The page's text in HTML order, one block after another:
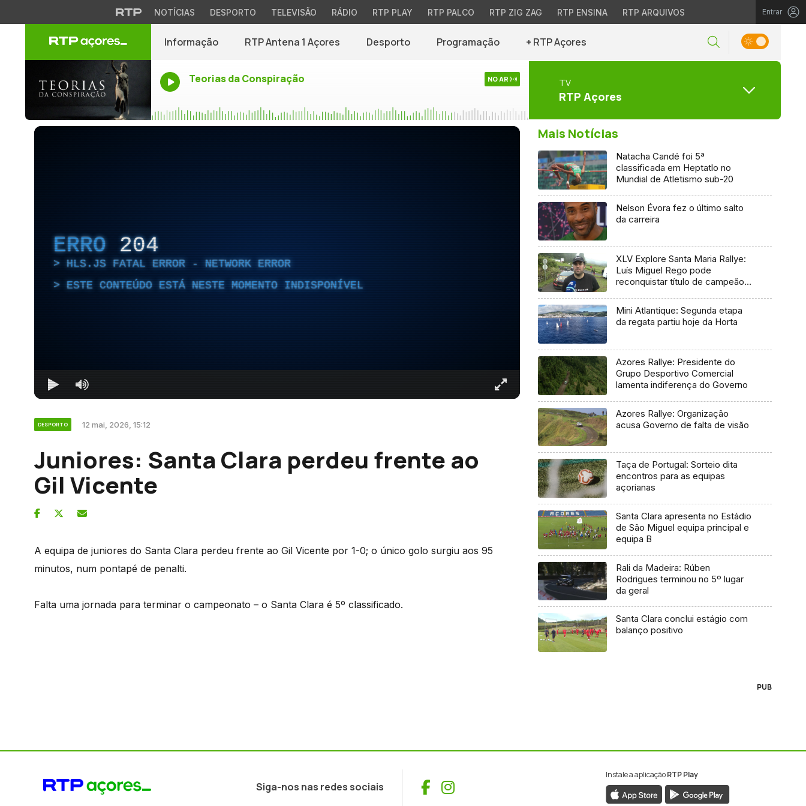
NOTÍCIAS DESPORTO TELEVISÃO RÁDIO RTP PLAY RTP PALCO RTP ZIG ZAG RTP ENSINA RTP ARQUIVOS Entrar
Informação RTP Antena 1 Açores Desporto Programação + RTP Açores
Teorias da Conspiração NO AR TV
RTP Açores
ERRO 204
HLS.JS FATAL ERROR - NETWORK ERROR
ESTE CONTEÚDO ESTÁ NESTE MOMENTO INDISPONÍVEL
DESPORTO 12 mai, 2026, 15:12
Juniores: Santa Clara perdeu frente ao
Gil Vicente
A equipa de juniores do Santa Clara perdeu frente ao Gil Vicente por 1-0; o único golo surgiu aos 95
minutos, num pontapé de penalti.
Falta uma jornada para terminar o campeonato – o Santa Clara é 5º classificado.
Mais Notícias
Natacha Candé foi 5ª
classificada em Heptatlo no
Mundial de Atletismo sub-20
Nelson Évora fez o último salto
da carreira
XLV Explore Santa Maria Rallye:
Luís Miguel Rego pode
reconquistar título de campeão
Mini Atlantique: Segunda etapa
da regata partiu hoje da Horta
Azores Rallye: Presidente do
Grupo Desportivo Comercial
lamenta indiferença do Governo
Azores Rallye: Organização
acusa Governo de falta de visão
Taça de Portugal: Sorteio dita
encontros para as equipas
açorianas
Santa Clara apresenta no Estádio
de São Miguel equipa principal e
equipa B
Rali da Madeira: Rúben
Rodrigues terminou no 5º lugar
da geral
Santa Clara conclui estágio com
balanço positivo
PUB
Siga-nos nas redes sociais Facebook
Instagram
Instale a aplicaçãoRTP Play